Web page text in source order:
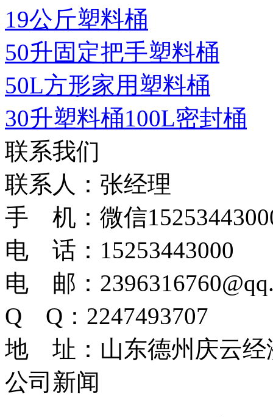
19公斤塑料桶
50升固定把手塑料桶
50L方形家用塑料桶
30升塑料桶100L密封桶
联系我们
联系人：张经理
手 机：微信
电 话：15253443000
电 邮：
Q Q：2247493707
地 址：山东德州庆云经
公司新闻